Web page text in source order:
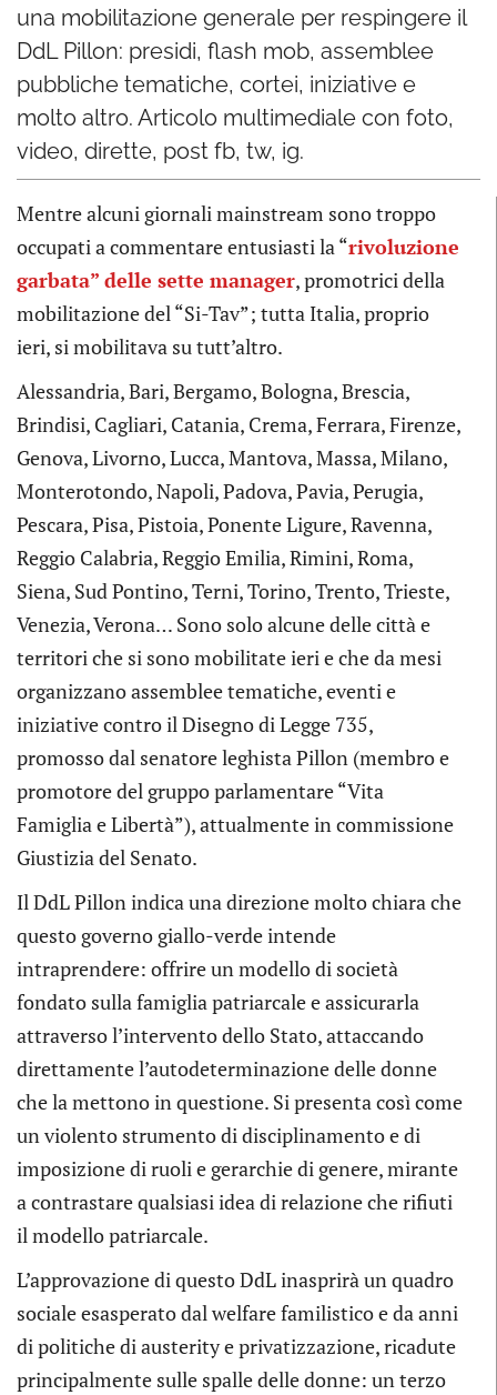
una mobilitazione generale per respingere il
DdL Pillon: presidi, flash mob, assemblee
pubbliche tematiche, cortei, iniziative e
molto altro. Articolo multimediale con foto,
video, dirette, post fb, tw, ig.
Mentre alcuni giornali mainstream sono troppo
occupati a commentare entusiasti la “rivoluzione
garbata” delle sette manager, promotrici della
mobilitazione del “Si-Tav”; tutta Italia, proprio
ieri, si mobilitava su tutt’altro.
Alessandria, Bari, Bergamo, Bologna, Brescia,
Brindisi, Cagliari, Catania, Crema, Ferrara, Firenze,
Genova, Livorno, Lucca, Mantova, Massa, Milano,
Monterotondo, Napoli, Padova, Pavia, Perugia,
Pescara, Pisa, Pistoia, Ponente Ligure, Ravenna,
Reggio Calabria, Reggio Emilia, Rimini, Roma,
Siena, Sud Pontino, Terni, Torino, Trento, Trieste,
Venezia, Verona… Sono solo alcune delle città e
territori che si sono mobilitate ieri e che da mesi
organizzano assemblee tematiche, eventi e
iniziative contro il Disegno di Legge 735,
promosso dal senatore leghista Pillon (membro e
promotore del gruppo parlamentare “Vita
Famiglia e Libertà”), attualmente in commissione
Giustizia del Senato.
Il DdL Pillon indica una direzione molto chiara che
questo governo giallo-verde intende
intraprendere: offrire un modello di società
fondato sulla famiglia patriarcale e assicurarla
attraverso l’intervento dello Stato, attaccando
direttamente l’autodeterminazione delle donne
che la mettono in questione. Si presenta così come
un violento strumento di disciplinamento e di
imposizione di ruoli e gerarchie di genere, mirante
a contrastare qualsiasi idea di relazione che rifiuti
il modello patriarcale.
L’approvazione di questo DdL inasprirà un quadro
sociale esasperato dal welfare familistico e da anni
di politiche di austerity e privatizzazione, ricadute
principalmente sulle spalle delle donne: un terzo